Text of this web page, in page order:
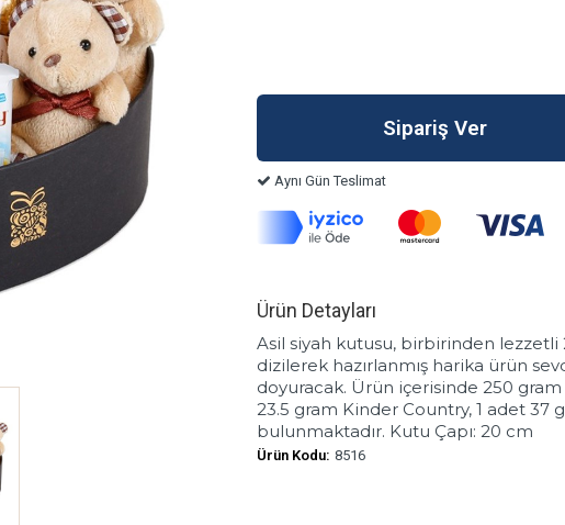
Aynı Gün Teslimat
Ürün Detayları
Asil siyah kutusu, birbirinden
dizilerek hazırlanmış harika ürün
doyuracak. Ürün içerisinde 250
23.5 gram Kinder Country, 1 adet 37
bulunmaktadır. Kutu Çapı: 20 cm
Ürün Kodu: 8516